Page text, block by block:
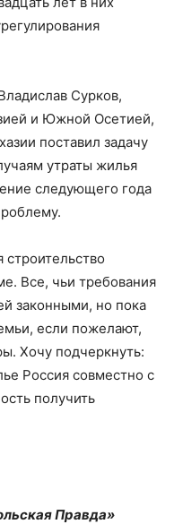
Сурков,
и Южной Осетией,
поставил задачу
утраты жилья
следующего года
Все, чьи требования
законными, но пока
если пожелают,
Хочу подчеркнуть:
Россия совместно с
получить
Правда»